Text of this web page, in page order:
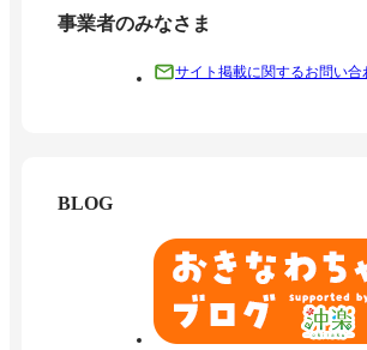
事業者のみなさま
サイト掲載に関するお問い合
BLOG